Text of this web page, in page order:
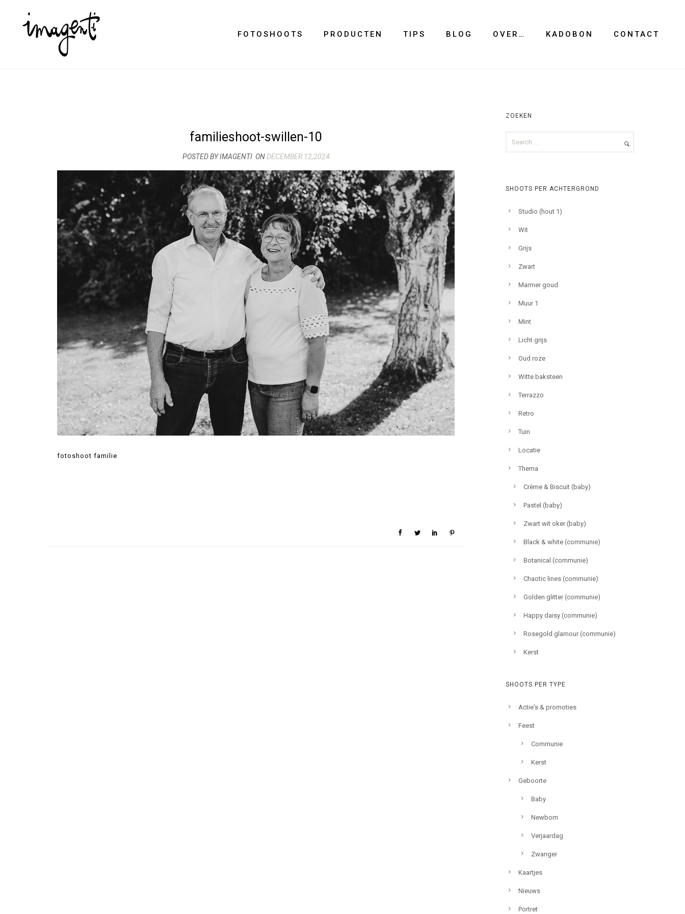
FOTOSHOOTS PRODUCTEN TIPS BLOG OVER… KADOBON CONTACT
familieshoot-swillen-10
POSTED BY IMAGENTI ONDECEMBER 12,2024
fotoshoot familie
ZOEKEN
SHOOTS PER ACHTERGROND
Studio (hout 1)
Wit
Grijs
Zwart
Marmer goud
Muur 1
Mint
Licht grijs
Oud roze
Witte baksteen
Terrazzo
Retro
Tuin
Locatie
Thema
Crème & Biscuit (baby)
Pastel (baby)
Zwart wit oker (baby)
Black & white (communie)
Botanical (communie)
Chaotic lines (communie)
Golden glitter (communie)
Happy daisy (communie)
Rosegold glamour (communie)
Kerst
SHOOTS PER TYPE
Actie's & promoties
Feest
Communie
Kerst
Geboorte
Baby
Newborn
Verjaardag
Zwanger
Kaartjes
Nieuws
Portret